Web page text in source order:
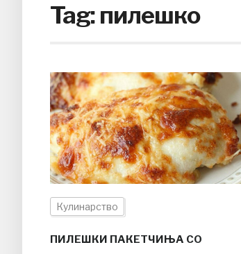
Tag:пилешко
Кулинарство
ПИЛЕШКИ ПАКЕТЧИЊА СО